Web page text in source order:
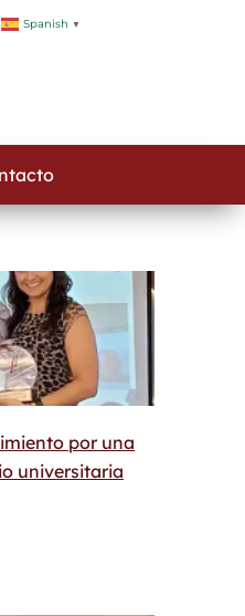
Spanish ▼
por una
universitaria